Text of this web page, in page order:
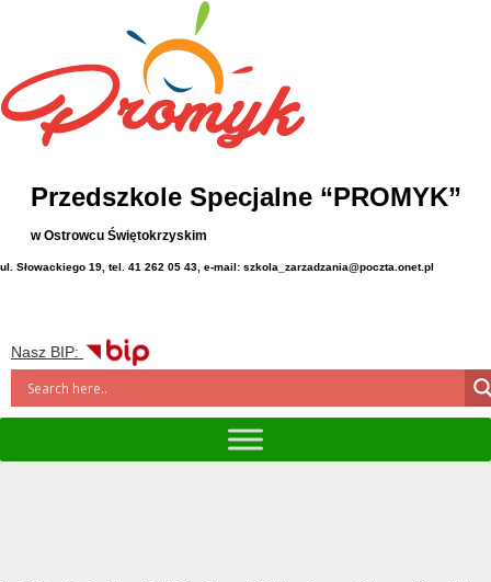
Przedszkole Specjalne “PROMYK”
w Ostrowcu Świętokrzyskim
ul. Słowackiego 19, tel. 41 262 05 43, e-mail: szkola_zarzadzania@poczta.onet.pl
Nasz BIP: